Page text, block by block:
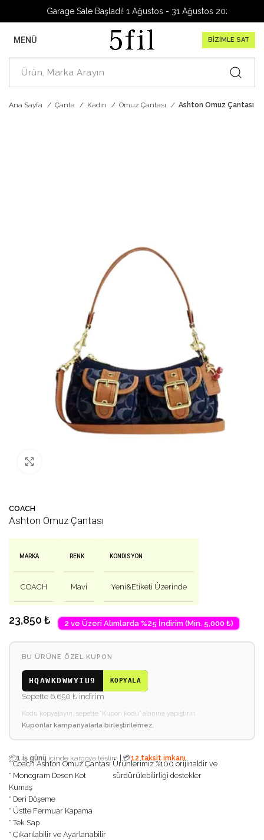
Garage Sale Başladı! 1 Ağustos - 31 Ağustos 2026
MENÜ BİZİMLE SAT
Ana Sayfa Çanta Kadın Omuz Çantası Ashton Omuz Çantası
COACH
Ashton Omuz Çantası
MARKA
COACH
RENK
Mavi
KONDISYON
Yeni&Etiketi Üzerinde
23,850 ₺ 2 ve Üzeri Alımlarda %25 İndirim (Min. 5,000 ₺)
BU ÜRÜNE ÖZEL KUPON
HQAWKDWWYIU9 KOPYALA
Sepette 6.650 ₺ indirim
Kodu kopyalayın, sepette “Kupon kodu” alanına yapıştırın.
Kuponlar kampanyalarla birleştirilemez.
📦1 iş günü içinde kargoya teslim 💳12 taksit imkanı
* Coach Ashton Omuz Çantası
* Monogram Desen Kot
Kumaş
* Deri Döşeme
* Üstte Fermuar Kapama
* Tek Sap
* Çıkarılabilir ve Ayarlanabilir
Ürünlerimiz %100 orijinaldir ve
sürdürülebilirliği destekler